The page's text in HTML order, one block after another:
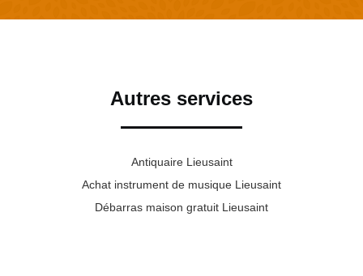
Autres services
Antiquaire Lieusaint
Achat instrument de musique Lieusaint
Débarras maison gratuit Lieusaint